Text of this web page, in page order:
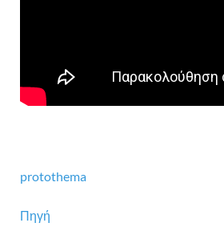
protothema
Πηγή